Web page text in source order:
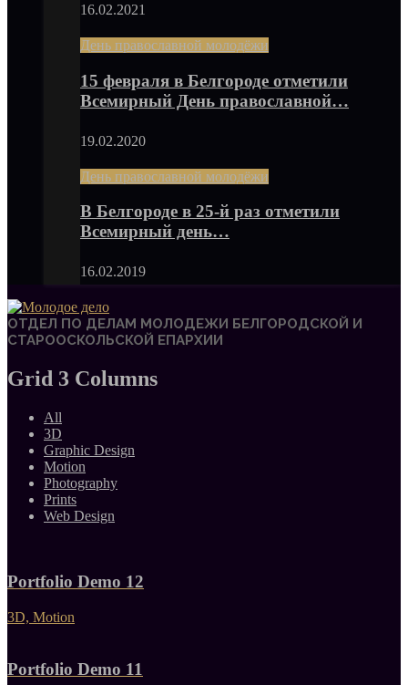
16.02.2021
День православной молодёжи
15 февраля в Белгороде отметили
Всемирный День православной…
19.02.2020
День православной молодёжи
В Белгороде в 25-й раз отметили
Всемирный день…
16.02.2019
ОТДЕЛ ПО ДЕЛАМ МОЛОДЕЖИ БЕЛГОРОДСКОЙ И
СТАРООСКОЛЬСКОЙ ЕПАРХИИ
Grid 3 Columns
All
3D
Graphic Design
Motion
Photography
Prints
Web Design
Portfolio Demo 12
3D, Motion
Portfolio Demo 11